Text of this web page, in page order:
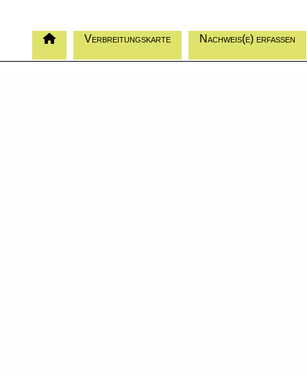
Verbreitungskarte Nachweis(e) erfassen